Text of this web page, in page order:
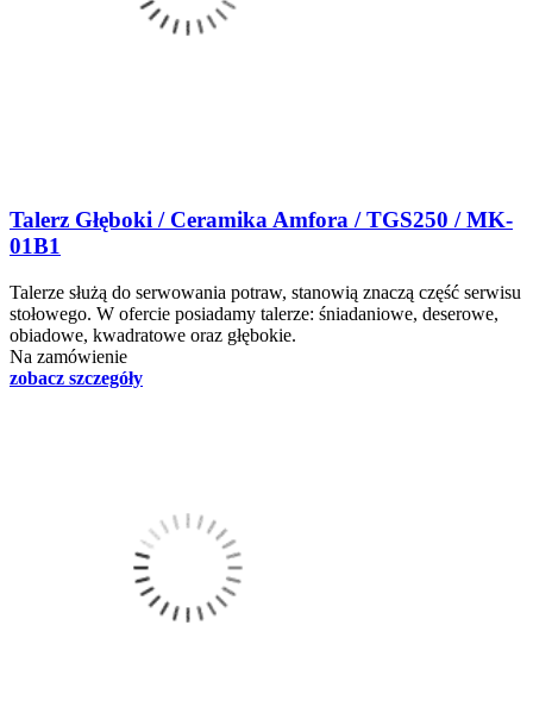
Talerz Głęboki / Ceramika Amfora / TGS250 / MK-
01B1
Talerze służą do serwowania potraw, stanowią znaczą część serwisu
stołowego. W ofercie posiadamy talerze: śniadaniowe, deserowe,
obiadowe, kwadratowe oraz głębokie.
Na zamówienie
zobacz szczegóły